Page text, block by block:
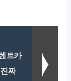
트카
짜